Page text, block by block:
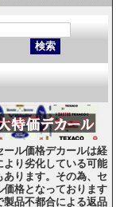
ル価格デカールは経
より劣化している可能
あります。その為、セ
価格となっております
製品不都合による返品